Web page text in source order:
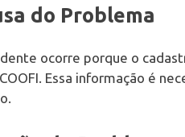
do Problema
ocorre porque o
Essa informação é